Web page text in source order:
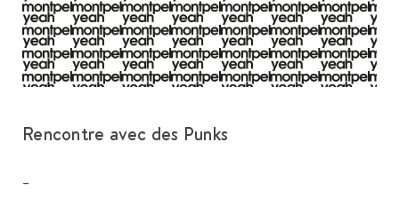
Rencontre avec des Punks